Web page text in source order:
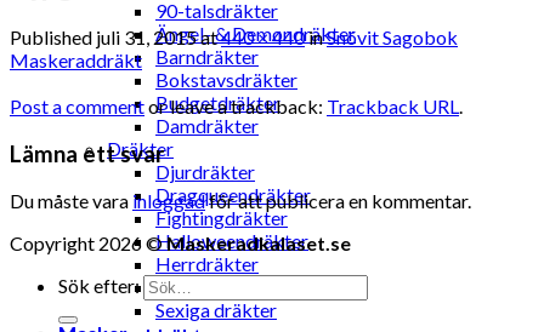
90-talsdräkter
Ängel- & Demondräkter
Barndräkter
Bokstavsdräkter
Budgetdräkter
Damdräkter
Dräkter
Djurdräkter
Dragqueendräkter
Fightingdräkter
Halloweendräkter
Herrdräkter
Hunddräkter
Sexiga dräkter
Published juli 31, 2015at440 × 440inSnövit Sagobok
Maskeraddräkt
Post a commentor leave a trackback: Trackback URL.
Lämna ett svar
Du måste vara inloggadför att publicera en kommentar.
Copyright 2026 ©Maskeradkalaset.se
Sök efter: